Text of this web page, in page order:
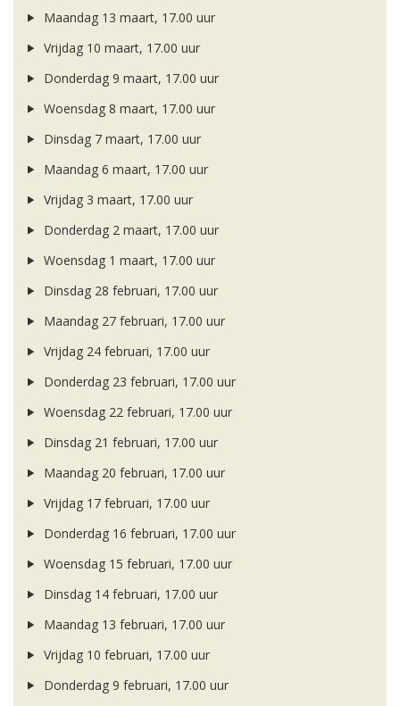
Maandag 13 maart, 17.00 uur
Vrijdag 10 maart, 17.00 uur
Donderdag 9 maart, 17.00 uur
Woensdag 8 maart, 17.00 uur
Dinsdag 7 maart, 17.00 uur
Maandag 6 maart, 17.00 uur
Vrijdag 3 maart, 17.00 uur
Donderdag 2 maart, 17.00 uur
Woensdag 1 maart, 17.00 uur
Dinsdag 28 februari, 17.00 uur
Maandag 27 februari, 17.00 uur
Vrijdag 24 februari, 17.00 uur
Donderdag 23 februari, 17.00 uur
Woensdag 22 februari, 17.00 uur
Dinsdag 21 februari, 17.00 uur
Maandag 20 februari, 17.00 uur
Vrijdag 17 februari, 17.00 uur
Donderdag 16 februari, 17.00 uur
Woensdag 15 februari, 17.00 uur
Dinsdag 14 februari, 17.00 uur
Maandag 13 februari, 17.00 uur
Vrijdag 10 februari, 17.00 uur
Donderdag 9 februari, 17.00 uur